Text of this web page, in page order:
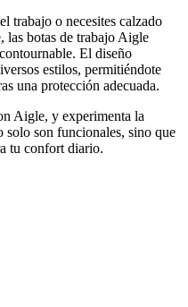
trabajo o necesites calzado
las botas de trabajo Aigle
El diseño
estilos, permitiéndote
una protección adecuada.
Aigle, y experimenta la
solo son funcionales, sino que
tu confort diario.